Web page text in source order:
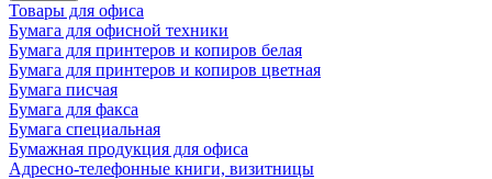
Товары для офиса
Бумага для офисной техники
Бумага для принтеров и копиров белая
Бумага для принтеров и копиров цветная
Бумага писчая
Бумага для факса
Бумага специальная
Бумажная продукция для офиса
Адресно-телефонные книги, визитницы